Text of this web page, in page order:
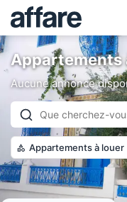
Appartements
Aucune annonce
Appartements à louer